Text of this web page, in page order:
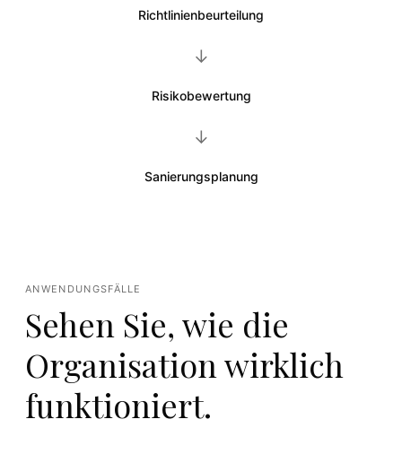
Richtlinienbeurteilung
→
Risikobewertung
→
Sanierungsplanung
ANWENDUNGSFÄLLE
Sehen Sie, wie die
Organisation wirklich
funktioniert.